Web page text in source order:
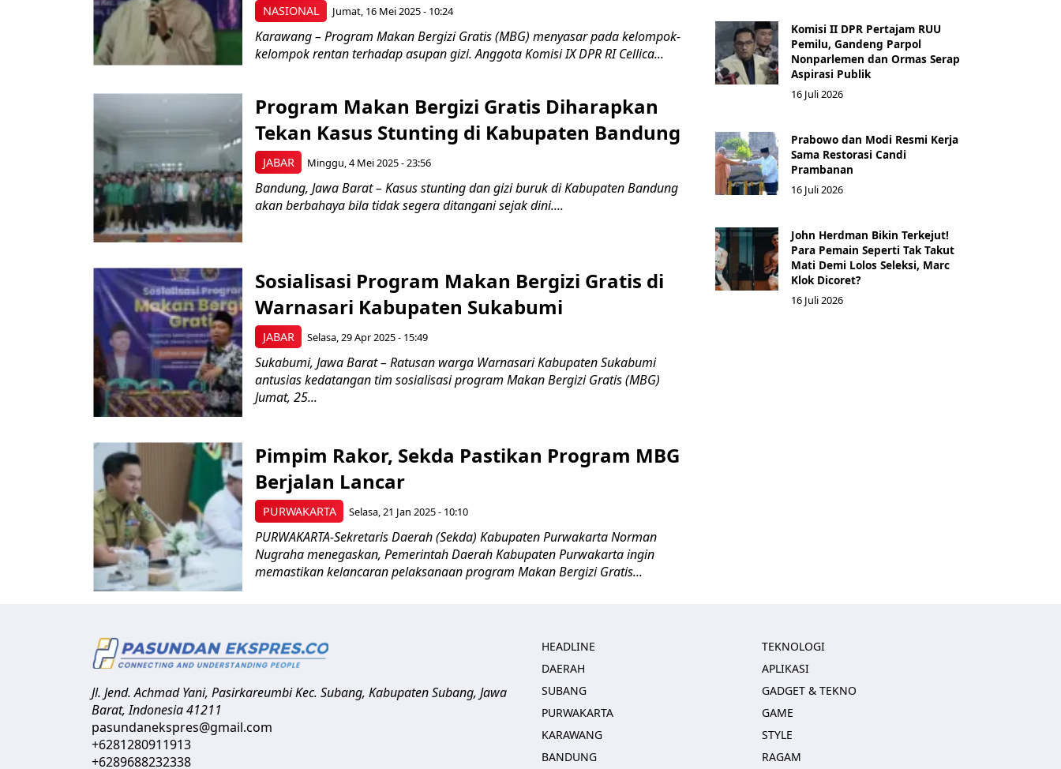
NASIONAL Jumat, 16 Mei 2025 - 10:24
Karawang – Program Makan Bergizi Gratis (MBG) menyasar pada kelompok-
kelompok rentan terhadap asupan gizi. Anggota Komisi IX DPR RI Cellica...
JABAR
Program Makan Bergizi Gratis Diharapkan
Tekan Kasus Stunting di Kabupaten Bandung
Minggu, 4 Mei 2025 - 23:56
Bandung, Jawa Barat – Kasus stunting dan gizi buruk di Kabupaten Bandung
akan berbahaya bila tidak segera ditangani sejak dini....
JABAR
Sosialisasi Program Makan Bergizi Gratis di
Warnasari Kabupaten Sukabumi
Selasa, 29 Apr 2025 - 15:49
Sukabumi, Jawa Barat – Ratusan warga Warnasari Kabupaten Sukabumi
antusias kedatangan tim sosialisasi program Makan Bergizi Gratis (MBG)
Jumat, 25...
PURWAKARTA
Pimpim Rakor, Sekda Pastikan Program MBG
Berjalan Lancar
Selasa, 21 Jan 2025 - 10:10
PURWAKARTA-Sekretaris Daerah (Sekda) Kabupaten Purwakarta Norman
Nugraha menegaskan, Pemerintah Daerah Kabupaten Purwakarta ingin
memastikan kelancaran pelaksanaan program Makan Bergizi Gratis...
Komisi II DPR Pertajam RUU
Pemilu, Gandeng Parpol
Nonparlemen dan Ormas Serap
Aspirasi Publik
16 Juli 2026
Prabowo dan Modi Resmi Kerja
Sama Restorasi Candi
Prambanan
16 Juli 2026
John Herdman Bikin Terkejut!
Para Pemain Seperti Tak Takut
Mati Demi Lolos Seleksi, Marc
Klok Dicoret?
16 Juli 2026
Jl. Jend. Achmad Yani, PasirkareumbiKec. Subang, Kabupaten Subang, Jawa
Barat,Indonesia41211
pasundanekspres@gmail.com
+6281280911913
+6289688232338
HEADLINE
DAERAH
SUBANG
PURWAKARTA
KARAWANG
BANDUNG
TEKNOLOGI
APLIKASI
GADGET & TEKNO
GAME
STYLE
RAGAM